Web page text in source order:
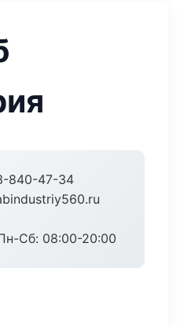
840-47-34
Сб: 08:00-20:00